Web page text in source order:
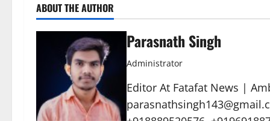
ABOUT THE AUTHOR
Parasnath Singh
Administrator
Editor At Fatafat News |